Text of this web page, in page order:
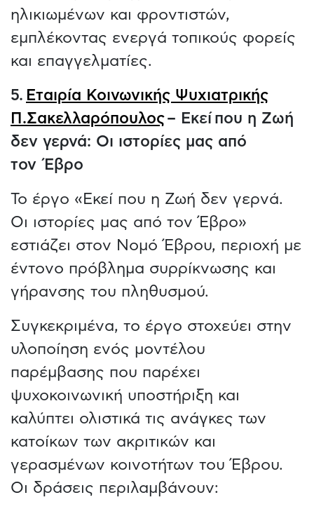
ηλικιωμένων και φροντιστών,
εμπλέκοντας ενεργά τοπικούς φορείς
και επαγγελματίες.
5. Εταιρία Κοινωνικής Ψυχιατρικής
Π.Σακελλαρόπουλος– Εκεί που η Ζωή
δεν γερνά: Οι ιστορίες μας από
τον Έβρο
Το έργο «Eκεί που η Ζωή δεν γερνά.
Οι ιστορίες μας από τον Έβρο»
εστιάζει στον Νομό Έβρου, περιοχή με
έντονο πρόβλημα συρρίκνωσης και
γήρανσης του πληθυσμού.
Συγκεκριμένα, το έργο στοχεύει στην
υλοποίηση ενός μοντέλου
παρέμβασης που παρέχει
ψυχοκοινωνική υποστήριξη και
καλύπτει ολιστικά τις ανάγκες των
κατοίκων των ακριτικών και
γερασμένων κοινοτήτων του Έβρου.
Οι δράσεις περιλαμβάνουν: